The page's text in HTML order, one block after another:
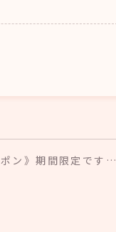
ン》期間限定です…